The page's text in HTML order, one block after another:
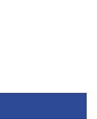
Holo antall